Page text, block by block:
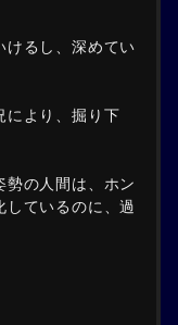
けるし、深めてい
により、掘り下
勢の人間は、ホン
しているのに、過